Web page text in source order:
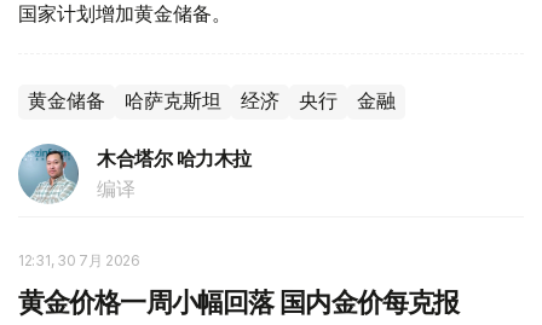
国家计划增加黄金储备。
黄金储备 哈萨克斯坦 经济 央行 金融
木合塔尔 哈力木拉
编译
12:31, 30 7月 2026
黄金价格一周小幅回落 国内金价每克报